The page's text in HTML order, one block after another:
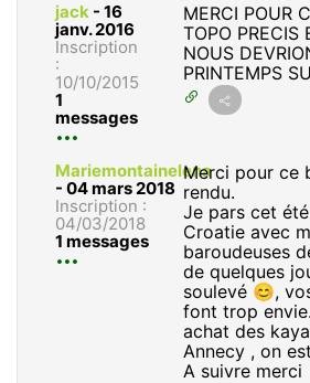
jack - 16
janv. 2016
Inscription
:
10/10/2015
1
messages
MERCI POUR
TOPO PRECIS
NOUS
PRINTEMPS
Mariemontainelena
- 04 mars 2018
Inscription :
04/03/2018
1 messages
Merci pour ce
rendu.
Je pars cet
Croatie avec
baroudeuses
de quelques
soulevé 😊,
font trop
achat des
Annecy , on
A suivre merci